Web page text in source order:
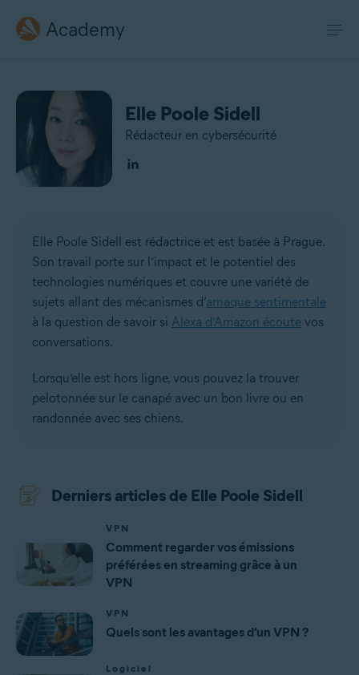
Academy
Elle Poole Sidell
Rédacteur en cybersécurité
Elle Poole Sidell est rédactrice et est basée à Prague.
Son travail porte sur l’impact et le potentiel des
technologies numériques et couvre une variété de
sujets allant des mécanismes d’arnaque sentimentale
à la question de savoir si Alexa d’Amazon écoute vos
conversations.
Lorsqu’elle est hors ligne, vous pouvez la trouver
pelotonnée sur le canapé avec un bon livre ou en
randonnée avec ses chiens.
Derniers articles de Elle Poole Sidell
VPN
Comment regarder vos émissions
préférées en streaming grâce à un
VPN
VPN
Quels sont les avantages d’un VPN ?
Logiciel